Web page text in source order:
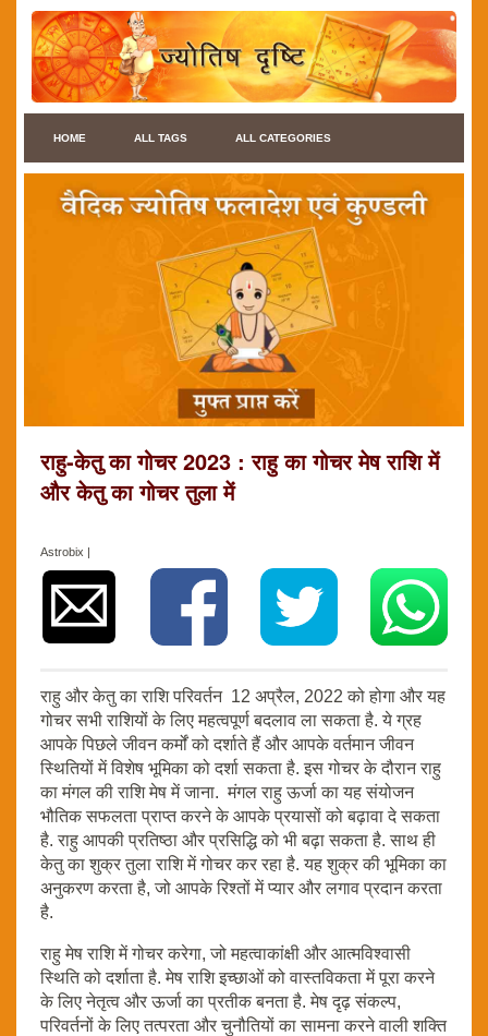
HOME ALL TAGS ALL CATEGORIES
राहु-केतु का गोचर 2023 : राहु का गोचर मेष राशि में
और केतु का गोचर तुला में
Astrobix |
राहु और केतु का राशि परिवर्तन 12 अप्रैल, 2022 को होगा और यह
गोचर सभी राशियों के लिए महत्वपूर्ण बदलाव ला सकता है. ये ग्रह
आपके पिछले जीवन कर्मों को दर्शाते हैं और आपके वर्तमान जीवन
स्थितियों में विशेष भूमिका को दर्शा सकता है. इस गोचर के दौरान राहु
का मंगल की राशि मेष में जाना. मंगल राहु ऊर्जा का यह संयोजन
भौतिक सफलता प्राप्त करने के आपके प्रयासों को बढ़ावा दे सकता
है. राहु आपकी प्रतिष्ठा और प्रसिद्धि को भी बढ़ा सकता है. साथ ही
केतु का शुक्र तुला राशि में गोचर कर रहा है. यह शुक्र की भूमिका का
अनुकरण करता है, जो आपके रिश्तों में प्यार और लगाव प्रदान करता
है.
राहु मेष राशि में गोचर करेगा, जो महत्वाकांक्षी और आत्मविश्वासी
स्थिति को दर्शाता है. मेष राशि इच्छाओं को वास्तविकता में पूरा करने
के लिए नेतृत्व और ऊर्जा का प्रतीक बनता है. मेष दृढ़ संकल्प,
परिवर्तनों के लिए तत्परता और चुनौतियों का सामना करने वाली शक्ति